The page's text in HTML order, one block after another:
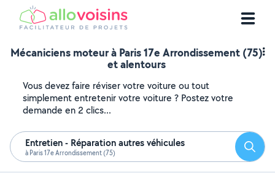
Mécaniciens moteur à Paris 17e Arrondissement (75)
et alentours
Vous devez faire réviser votre voiture ou tout
simplement entretenir votre voiture ? Postez votre
demande en 2 clics...
Entretien - Réparation autres véhicules
à Paris 17e Arrondissement (75)